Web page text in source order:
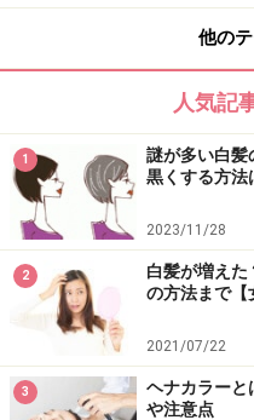
他の
人気記
1
謎が多い白髪
黒くする方法
2023/11/28
2
白髪が増えた
の方法まで【
2021/07/22
3
ヘナカラーと
や注意点